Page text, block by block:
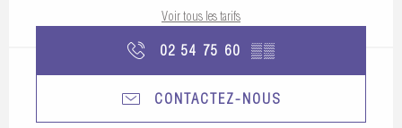
Voir tous les tarifs
02 54 75 60 ▒▒
CONTACTEZ-NOUS